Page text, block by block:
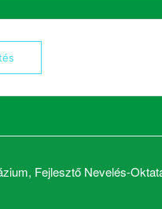
Fejlesztő Nevelés-